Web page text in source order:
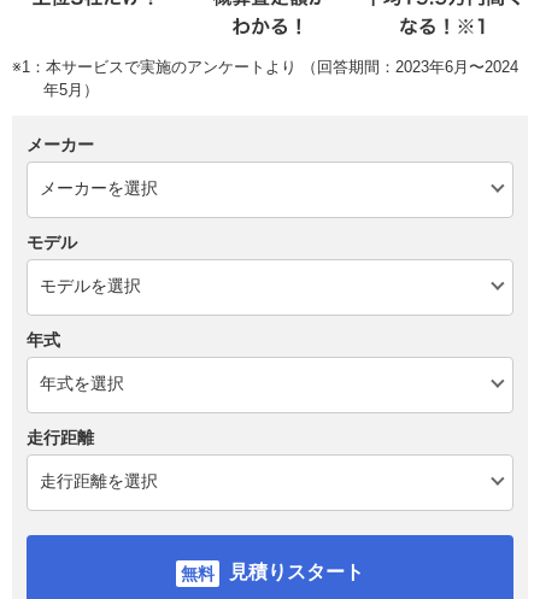
※1：本サービスで実施のアンケートより （回答期間：2023年6月〜2024
年5月）
メーカー
モデル
年式
走行距離
見積りスタート